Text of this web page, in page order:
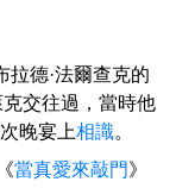
拉德·法爾查克的
交往過，當時他
晚宴上相識。
當真愛來敲門》